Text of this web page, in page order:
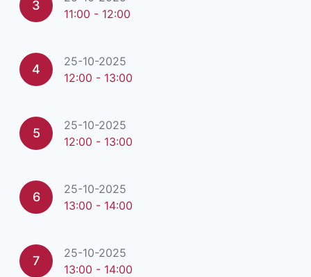
3
11:00 - 12:00
4
25-10-2025
12:00 - 13:00
5
25-10-2025
12:00 - 13:00
6
25-10-2025
13:00 - 14:00
7
25-10-2025
13:00 - 14:00